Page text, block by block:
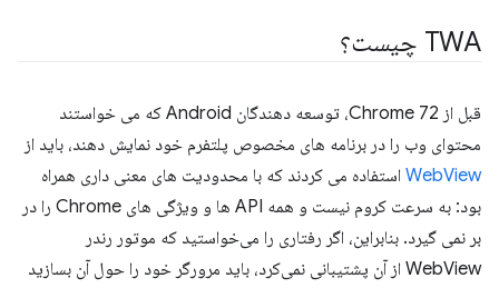
TWA چیست؟
قبل از Chrome 72، توسعه دهندگان Android که می خواستند
محتوای وب را در برنامه های مخصوص پلتفرم خود نمایش دهند، باید از
WebView استفاده می کردند که با محدودیت های معنی داری همراه
بود: به سرعت کروم نیست و همه API ها و ویژگی های Chrome را در
بر نمی گیرد. بنابراین، اگر رفتاری را می‌خواستید که موتور رندر
WebView از آن پشتیبانی نمی‌کرد، باید مرورگر خود را حول آن بسازید